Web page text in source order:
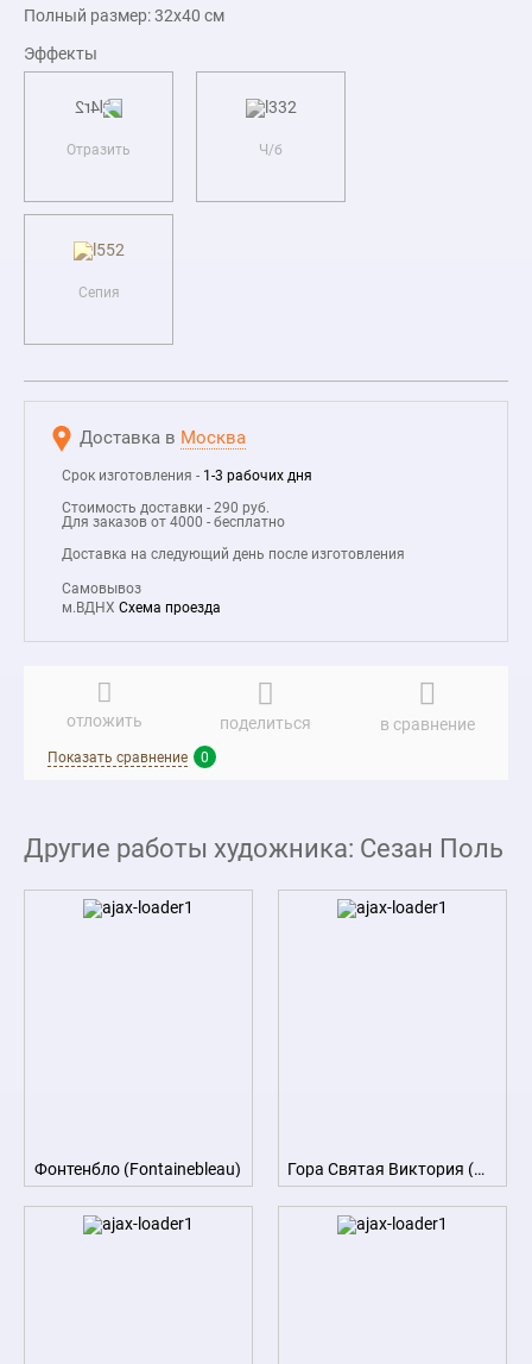
Полный размер:32x40 см
Эффекты
Отразить Ч/б
Сепия
Доставка в Москва
Срок изготовления - 1-3 рабочих дня
Стоимость доставки - 290 руб.
Для заказов от 4000 - бесплатно
Доставка на следующий день после изготовления
Самовывоз
м.ВДНХ Схема проезда
отложить поделиться в сравнение
Показать сравнение 0
Другие работы художника: Сезан Поль
Фонтенбло (Fontainebleau) Гора Святая Виктория (Mont Sainte Victoire) №5